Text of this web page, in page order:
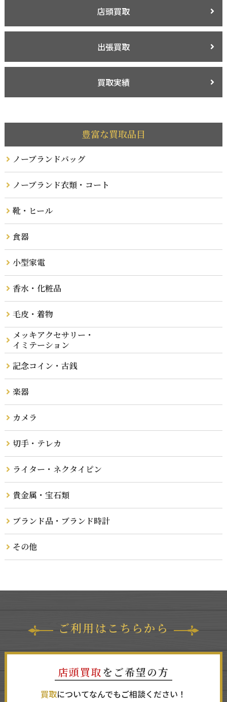
店頭買取
出張買取
買取実績
豊富な買取品目
ノーブランドバッグ
ノーブランド衣類・コート
靴・ヒール
食器
小型家電
香水・化粧品
毛皮・着物
メッキアクセサリー・
イミテーション
記念コイン・古銭
楽器
カメラ
切手・テレカ
ライター・ネクタイピン
貴金属・宝石類
ブランド品・ブランド時計
その他
ご利用はこちらから
店頭買取 をご希望の方
買取についてなんでもご相談ください！